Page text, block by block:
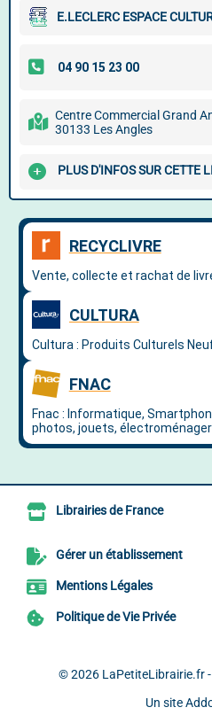
E.LECLERC ESPACE
Centre Commercial Grand
30133 Les Angles
PLUS D'INFOS SUR CETTE
Librairies de France
Gérer un établissement
Mentions Légales
Politique de Vie Privée
© 2026 LaPetiteLibrairie.fr
Un site